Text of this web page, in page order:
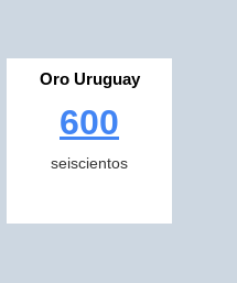
Oro Uruguay
600
seiscientos